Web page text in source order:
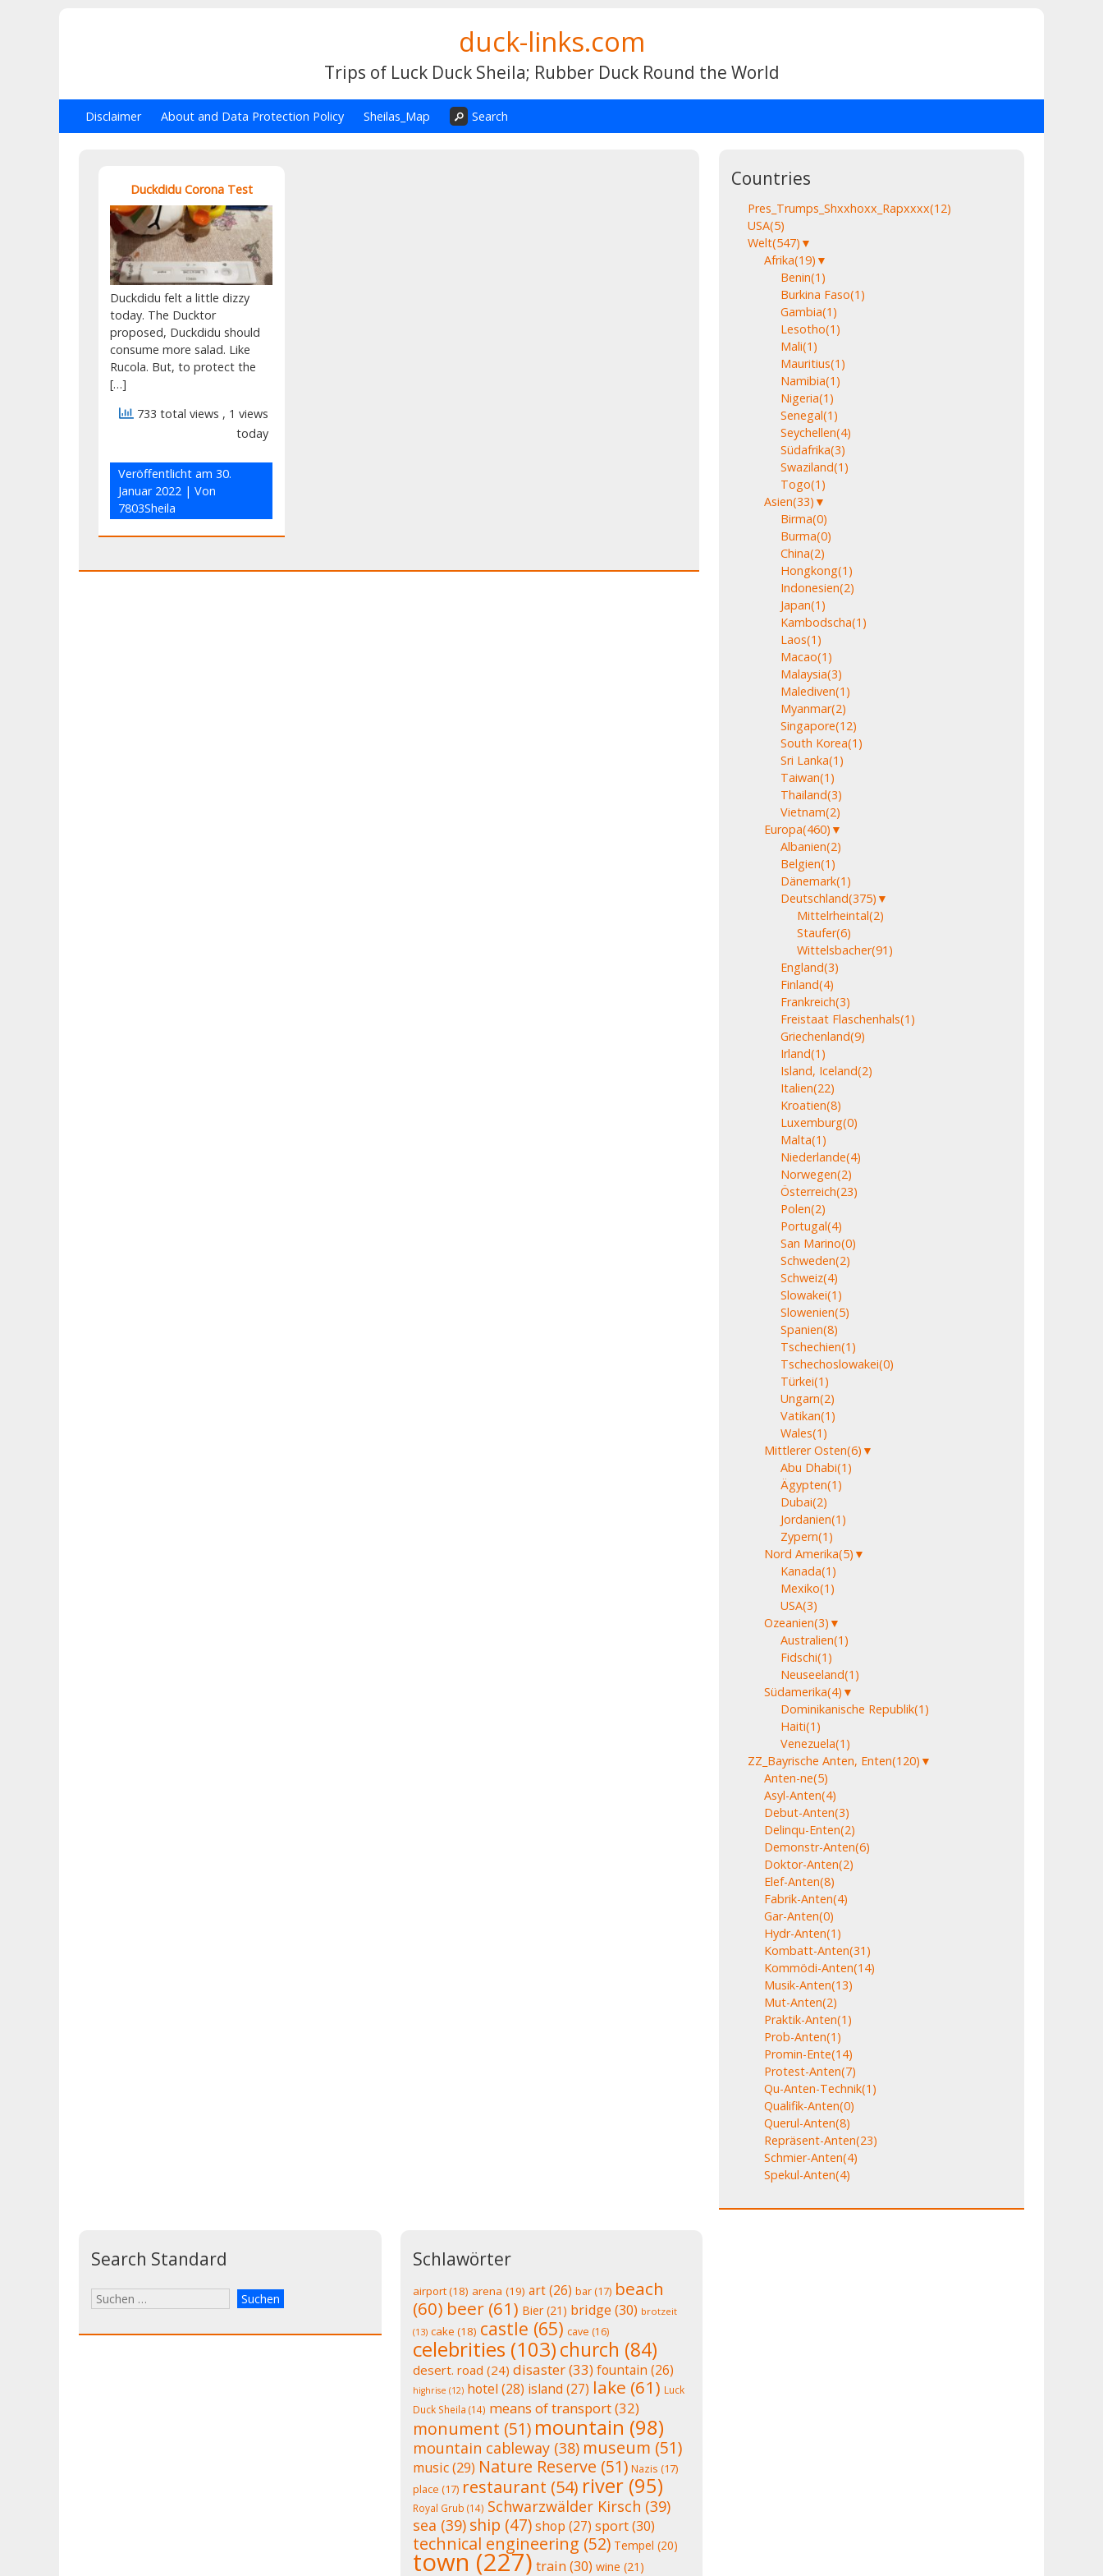
duck-links.com
Trips of Luck Duck Sheila; Rubber Duck Round the World
Disclaimer About and Data Protection Policy Sheilas_Map Search
Duckdidu Corona Test
Duckdidu felt a little dizzy
today. The Ducktor
proposed, Duckdidu should
consume more salad. Like
Rucola. But, to protect the
[…]
733 total views , 1 views
today
Veröffentlicht am30.
Januar 2022 | Von
7803Sheila
Countries
Pres_Trumps_Shxxhoxx_Rapxxxx(12)
USA(5)
Welt(547) ▼
Afrika(19) ▼
Benin(1)
Burkina Faso(1)
Gambia(1)
Lesotho(1)
Mali(1)
Mauritius(1)
Namibia(1)
Nigeria(1)
Senegal(1)
Seychellen(4)
Südafrika(3)
Swaziland(1)
Togo(1)
Asien(33) ▼
Birma(0)
Burma(0)
China(2)
Hongkong(1)
Indonesien(2)
Japan(1)
Kambodscha(1)
Laos(1)
Macao(1)
Malaysia(3)
Malediven(1)
Myanmar(2)
Singapore(12)
South Korea(1)
Sri Lanka(1)
Taiwan(1)
Thailand(3)
Vietnam(2)
Europa(460) ▼
Albanien(2)
Belgien(1)
Dänemark(1)
Deutschland(375) ▼
Mittelrheintal(2)
Staufer(6)
Wittelsbacher(91)
England(3)
Finland(4)
Frankreich(3)
Freistaat Flaschenhals(1)
Griechenland(9)
Irland(1)
Island, Iceland(2)
Italien(22)
Kroatien(8)
Luxemburg(0)
Malta(1)
Niederlande(4)
Norwegen(2)
Österreich(23)
Polen(2)
Portugal(4)
San Marino(0)
Schweden(2)
Schweiz(4)
Slowakei(1)
Slowenien(5)
Spanien(8)
Tschechien(1)
Tschechoslowakei(0)
Türkei(1)
Ungarn(2)
Vatikan(1)
Wales(1)
Mittlerer Osten(6) ▼
Abu Dhabi(1)
Ägypten(1)
Dubai(2)
Jordanien(1)
Zypern(1)
Nord Amerika(5) ▼
Kanada(1)
Mexiko(1)
USA(3)
Ozeanien(3) ▼
Australien(1)
Fidschi(1)
Neuseeland(1)
Südamerika(4) ▼
Dominikanische Republik(1)
Haiti(1)
Venezuela(1)
ZZ_Bayrische Anten, Enten(120) ▼
Anten-ne(5)
Asyl-Anten(4)
Debut-Anten(3)
Delinqu-Enten(2)
Demonstr-Anten(6)
Doktor-Anten(2)
Elef-Anten(8)
Fabrik-Anten(4)
Gar-Anten(0)
Hydr-Anten(1)
Kombatt-Anten(31)
Kommödi-Anten(14)
Musik-Anten(13)
Mut-Anten(2)
Praktik-Anten(1)
Prob-Anten(1)
Promin-Ente(14)
Protest-Anten(7)
Qu-Anten-Technik(1)
Qualifik-Anten(0)
Querul-Anten(8)
Repräsent-Anten(23)
Schmier-Anten(4)
Spekul-Anten(4)
Search Standard Schlawörter
airport(18) arena (19) art(26) bar(17) beach
(60) beer(61) Bier(21) bridge (30) brotzeit
(13) cake (18) castle (65) cave (16)
celebrities (103)church (84)
desert. road (24) disaster(33)fountain (26)
highrise (12) hotel (28) island (27) lake (61) Luck
Duck Sheila (14) means of transport(32)
monument (51) mountain (98)
mountain cableway(38) museum (51)
music(29) Nature Reserve (51) Nazis (17)
place (17) restaurant (54) river(95)
Royal Grub (14) Schwarzwälder Kirsch (39)
sea (39) ship (47)shop (27) sport(30)
technical engineering (52) Tempel (20)
town (227) train (30) wine (21)